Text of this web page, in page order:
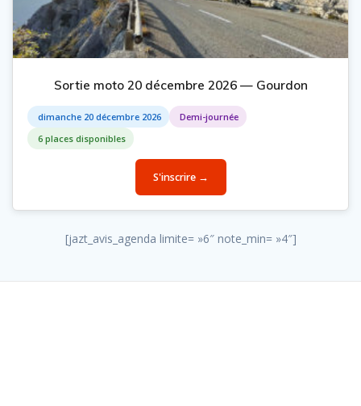
Sortie moto 20 décembre 2026 — Gourdon
dimanche 20 décembre 2026
Demi-journée
6 places disponibles
S'inscrire →
[jazt_avis_agenda limite= »6″ note_min= »4″]